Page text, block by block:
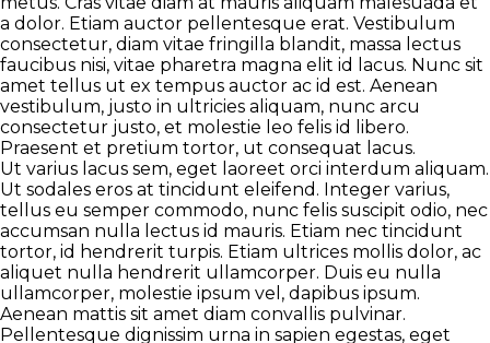
a dolor. Etiam auctor pellentesque erat. Vestibulum
consectetur, diam vitae fringilla blandit, massa lectus
faucibus nisi, vitae pharetra magna elit id lacus. Nunc sit
amet tellus ut ex tempus auctor ac id est. Aenean
vestibulum, justo in ultricies aliquam, nunc arcu
consectetur justo, et molestie leo felis id libero.
Praesent et pretium tortor, ut consequat lacus.
Ut varius lacus sem, eget laoreet orci interdum aliquam.
Ut sodales eros at tincidunt eleifend. Integer varius,
tellus eu semper commodo, nunc felis suscipit odio, nec
accumsan nulla lectus id mauris. Etiam nec tincidunt
tortor, id hendrerit turpis. Etiam ultrices mollis dolor, ac
aliquet nulla hendrerit ullamcorper. Duis eu nulla
ullamcorper, molestie ipsum vel, dapibus ipsum.
Aenean mattis sit amet diam convallis pulvinar.
Pellentesque dignissim urna in sapien egestas, eget